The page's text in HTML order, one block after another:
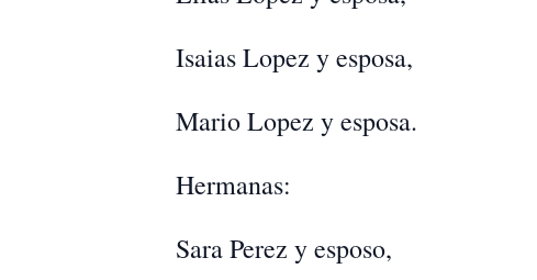
Isaias Lopez y esposa,
Mario Lopez y esposa.
Hermanas:
Sara Perez y esposo,